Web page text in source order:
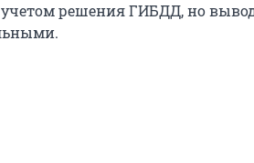
решения ГИБДД, но